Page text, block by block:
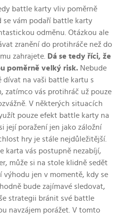
battle karty vliv poměrně
se vám podaří battle karty
odměnu. Otázkou ale
zranění do protihráče než do
zahrajete.
Dá se tedy říci, že
poměrně velký risk. Nebude
dívat na vaši battle kartu s
zatímco vás protihráč už pouze
V některých situacích
pouze efekt battle karty na
její poražení jen jako záložní
hry je stále nejdůležitější.
karta vás postupně nezabíjí,
může si na stole klidně sedět
výhodu jen v momentě, kdy se
bude zajímavé sledovat,
strategii bránit své battle
navzájem porážet. V tomto